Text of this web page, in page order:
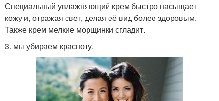
Специальный увлажняющий крем быстро насыщает
кожу и, отражая свет, делая её вид более здоровым.
Также крем мелкие морщинки сгладит.
3. мы убираем красноту.